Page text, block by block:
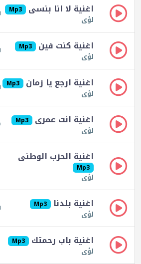
اغنية لا انا بنسى Mp3
لؤى
اغنية كنت فين Mp3
لؤى
اغنية ارجع يا زمان Mp3
لؤى
اغنية انت عمرى Mp3
لؤى
اغنية الحزب الوطنى
Mp3
لؤى
اغنية بلدنا Mp3
لؤى
اغنية باب رحمتك Mp3
لؤى